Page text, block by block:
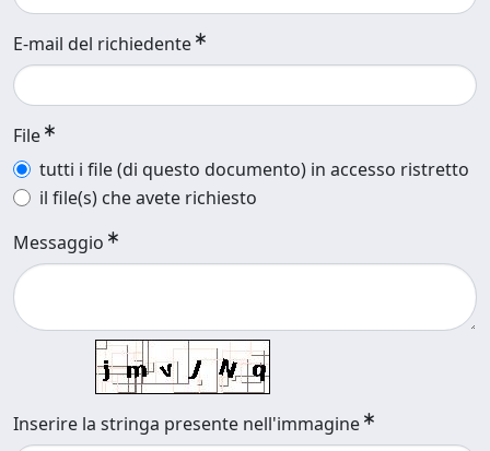
E-mail del richiedente
File
tutti i file (di questo documento) in accesso ristretto
il file(s) che avete richiesto
Messaggio
Inserire la stringa presente nell'immagine